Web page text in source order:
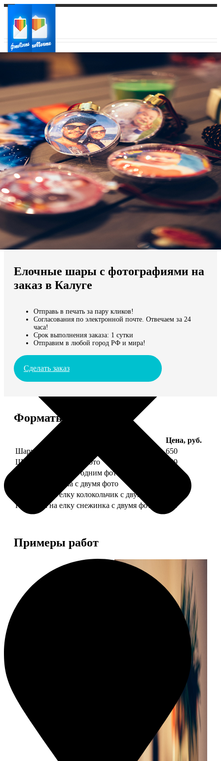
Ваш город:
Ваш регион доставки
Выберите из списка:
Мы доставляем по всему миру
Продолжить без города
Елочные шары с фотографиями на
заказ в Калуге
Отправь в печать за пару кликов!
Согласования по электронной почте. Отвечаем за 24
часа!
Срок выполнения заказа: 1 сутки
Отправим в любой город РФ и мира!
Сделать заказ
Форматы и цены
Цена, руб.
Шарик елочный с 1 фото
650
Шарик елочный с 2 фото
699
Шарик-шкатулка с одним фото
Шарик-шкатулка с двумя фото
Подвеска на елку колокольчик с двумя фото
Подвеска на елку снежинка с двумя фото
590
Примеры работ